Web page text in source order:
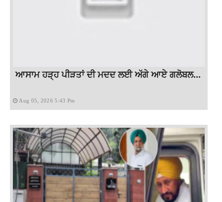
ਆਸਾਮ ਹੜ੍ਹ ਪੀੜਤਾਂ ਦੀ ਮਦਦ ਲਈ ਅੱਗੇ ਆਏ ਗਲੋਬਲ...
Aug 05, 2026 5:43 Pm